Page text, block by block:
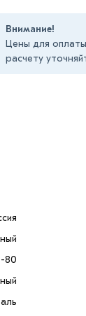
Внимание!
Цены для
расчету
монтажа
или
80